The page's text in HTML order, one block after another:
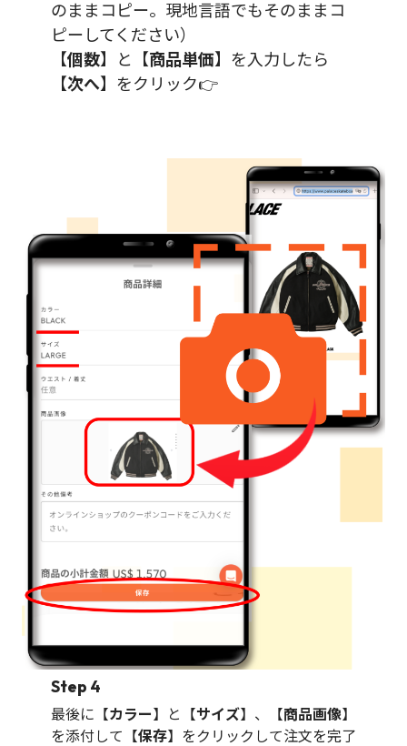
のままコピー。現地言語でもそのままコ
ピーしてください）
【個数】と【商品単価】を入力したら
【次へ】をクリック👉
Step 4
最後に【カラー】と【サイズ】、【商品画像】
を添付して【保存】をクリックして注文を完了